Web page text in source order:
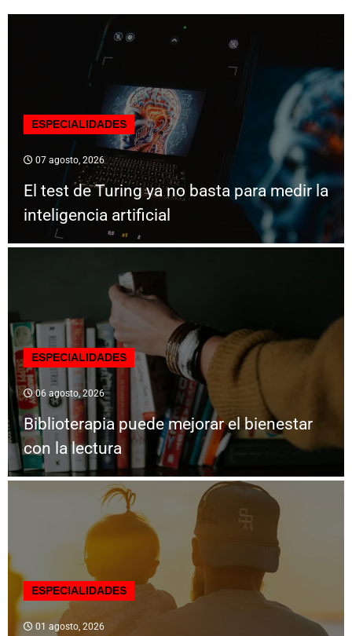
ESPECIALIDADES
07 agosto, 2026
El test de Turing ya no basta para medir la
inteligencia artificial
ESPECIALIDADES
06 agosto, 2026
Biblioterapia puede mejorar el bienestar
con la lectura
ESPECIALIDADES
01 agosto, 2026